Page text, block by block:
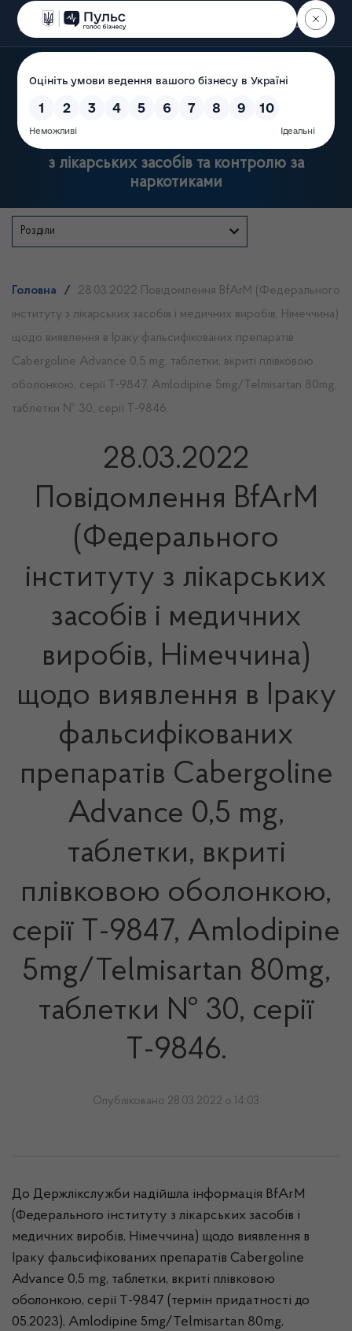
Пошук
Державна служба України
з лікарських засобів та контролю за
наркотиками
Розділи
Головна /
28.03.2022 Повідомлення BfArM (Федерального
інституту з лікарських засобів і медичних виробів, Німеччина)
щодо виявлення в Іраку фальсифікованих препаратів
Cabergoline Advance 0,5 mg, таблетки, вкриті плівковою
оболонкою, серії Т-9847, Amlodipine 5mg/Telmisartan 80mg,
таблетки № 30, серії Т-9846.
28.03.2022
Повідомлення BfArM
(Федерального
інституту з лікарських
засобів і медичних
виробів, Німеччина)
щодо виявлення в Іраку
фальсифікованих
препаратів Cabergoline
Advance 0,5 mg,
таблетки, вкриті
плівковою оболонкою,
серії Т-9847, Amlodipine
5mg/Telmisartan 80mg,
таблетки № 30, серії
Т-9846.
Опубліковано 28.03.2022 о 14:03
До Держлікслужби надійшла інформація BfArM
(Федерального інституту з лікарських засобів і
медичних виробів, Німеччина) щодо виявлення в
Іраку фальсифікованих препаратів Cabergoline
Advance 0,5 mg, таблетки, вкриті плівковою
оболонкою, серії Т-9847 (термін придатності до
05.2023), Amlodipine 5mg/Telmisartan 80mg,